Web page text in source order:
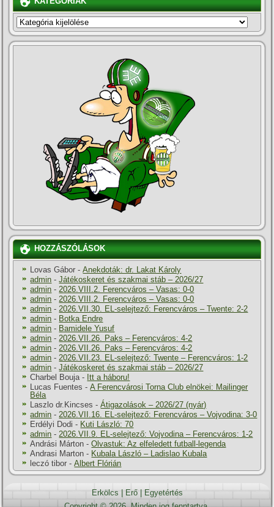
KATEGÓRIÁK
HOZZÁSZÓLÁSOK
Lovas Gábor -Anekdoták: dr. Lakat Károly
admin -Játékoskeret és szakmai stáb – 2026/27
admin - 2026.VIII.2. Ferencváros – Vasas: 0-0
admin - 2026.VIII.2. Ferencváros – Vasas: 0-0
admin - 2026.VII.30. EL-selejtező: Ferencváros – Twente: 2-2
admin - Botka Endre
admin - Bamidele Yusuf
admin - 2026.VII.26. Paks – Ferencváros: 4-2
admin - 2026.VII.26. Paks – Ferencváros: 4-2
admin - 2026.VII.23. EL-selejtező: Twente – Ferencváros: 1-2
admin -Játékoskeret és szakmai stáb – 2026/27
Charbel Bouja - Itt a háboru!
Lucas Fuentes -A Ferencvárosi Torna Club elnökei: Mailinger
Béla
Laszlo dr.Kincses -Átigazolások – 2026/27 (nyár)
admin - 2026.VII.16. EL-selejtező: Ferencváros – Vojvodina: 3-0
Erdélyi Dodi - Kuti László: 70
admin - 2026.VII.9. EL-selejtező: Vojvodina – Ferencváros: 1-2
Andrási Márton -Olvastuk: Az elfeledett futball-legenda
Andrasi Marton - Kubala László – Ladislao Kubala
leczó tibor -Albert Flórián
Erkölcs Erő|
Egyetértés